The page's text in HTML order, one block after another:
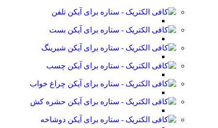
تلفن
بست
شیرینگ
چسب
چراغ خواب
حشره کش
دوشاخه